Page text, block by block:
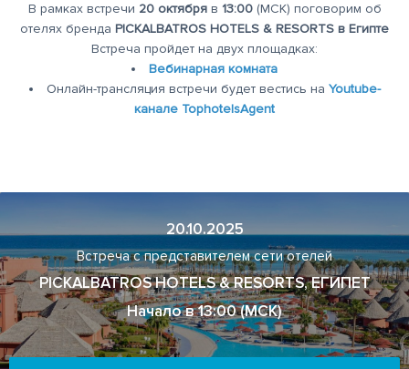
В рамках встречи 20октября в 13:00(МСК) поговорим об
отелях бренда PICKALBATROS HOTELS & RESORTS в Египте
Встреча пройдет на двух площадках:
Вебинарная комната
Онлайн-трансляция встречи будет вестись на Youtube-
канале TophotelsAgent
20.10.2025
Встреча с представителем сети отелей
PICKALBATROS HOTELS & RESORTS, ЕГИПЕТ
Начало в 13:00 (МСК)